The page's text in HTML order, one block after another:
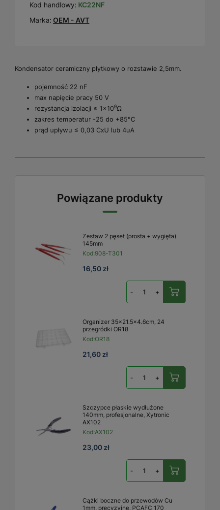
Kod handlowy: KC22NF
Marka: OEM - AVT
Kondensator ceramiczny płytkowy o rozstawie 2,5mm.
pojemność 22 nF
max napięcie pracy 50 V
rezystancja izolacji ≥ 1x109Ω
zakres temperatur -25 do +85°C
prąd upływu ≤ 0,03 CxU lub 4uA
Powiązane produkty
Zestaw 2 pęset (prosta + wygięta)
145mm
Kod:908-T301
16,50 zł
- +
Organizer 35x21.5x4.6cm, 24
przegródki OR18
Kod:OR18
21,60 zł
- +
Szczypce płaskie wydłużone
140mm, profesjonalne, Xytronic
AX102
Kod:AX102
23,00 zł
- +
Cążki boczne do przewodów Cu
1mm, precyzyjne, PCAFC 170